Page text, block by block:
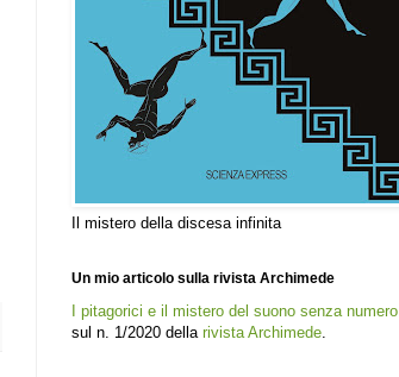
Il mistero della discesa infinita
Un mio articolo sulla rivista Archimede
I pitagorici e il mistero del suono senza numero
sul n. 1/2020 della rivista Archimede